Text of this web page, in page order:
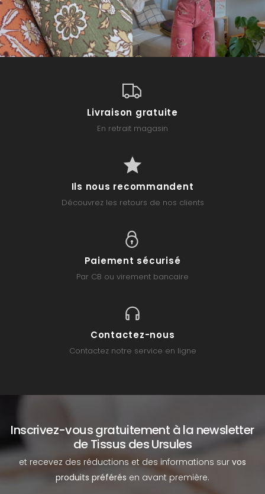
Livraison gratuite
En retrait magasin
Ils nous recommandent
Découvrez les retours de nos clients
Paiement sécurisé
Par CB ou virement bancaire
Contactez-nous
Contactez notre service en ligne
Inscrivez-vous gratuitement à la newsletter
de Tissus des Ursules
et recevez des réductions et des informations sur vos
produits préférés en avant première.